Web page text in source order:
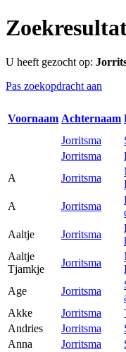
U heeft gezocht op:
Pas zoekopdracht aan
Voornaam Achternaam
Jorritsma
Jorritsma
A
Jorritsma
A
Jorritsma
Aaltje Jorritsma
Aaltje
Tjamkje
Jorritsma
Age Jorritsma
Akke
Jorritsma
Andries
Jorritsma
Anna
Jorritsma